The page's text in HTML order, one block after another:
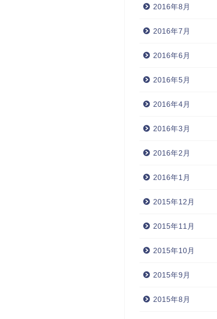
2016年8月
2016年7月
2016年6月
2016年5月
2016年4月
2016年3月
2016年2月
2016年1月
2015年12月
2015年11月
2015年10月
2015年9月
2015年8月